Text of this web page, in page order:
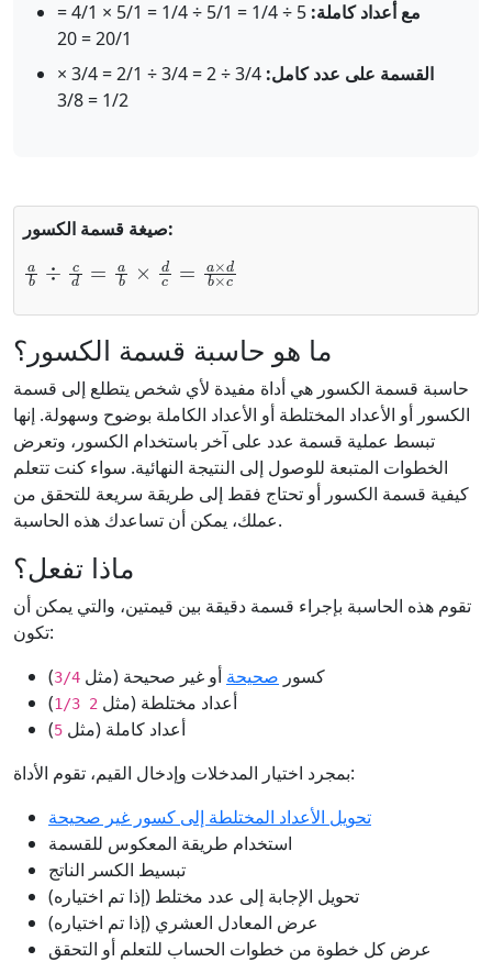
مع أعداد كاملة:
5 ÷ 1/4 = 5/1 ÷ 1/4 = 5/1 × 4/1 =
20/1 = 20
القسمة على عدد كامل:
3/4 ÷ 2 = 3/4 ÷ 2/1 = 3/4 ×
1/2 = 3/8
صيغة قسمة الكسور:
=a b× c
ما هو حاسبة قسمة الكسور؟
حاسبة قسمة الكسور هي أداة مفيدة لأي شخص يتطلع إلى قسمة
الكسور أو الأعداد المختلطة أو الأعداد الكاملة بوضوح وسهولة. إنها
تبسط عملية قسمة عدد على آخر باستخدام الكسور، وتعرض
الخطوات المتبعة للوصول إلى النتيجة النهائية. سواء كنت تتعلم
كيفية قسمة الكسور أو تحتاج فقط إلى طريقة سريعة للتحقق من
عملك، يمكن أن تساعدك هذه الحاسبة.
ماذا تفعل؟
تقوم هذه الحاسبة بإجراء قسمة دقيقة بين قيمتين، والتي يمكن أن
تكون:
كسور صحيحة أو غير صحيحة (مثل 3/4
)
أعداد مختلطة (مثل 2 1/3
)
أعداد كاملة (مثل 5
)
بمجرد اختيار المدخلات وإدخال القيم، تقوم الأداة:
تحويل الأعداد المختلطة إلى كسور غير صحيحة
استخدام طريقة المعكوس للقسمة
تبسيط الكسر الناتج
تحويل الإجابة إلى عدد مختلط (إذا تم اختياره)
عرض المعادل العشري (إذا تم اختياره)
عرض كل خطوة من خطوات الحساب للتعلم أو التحقق